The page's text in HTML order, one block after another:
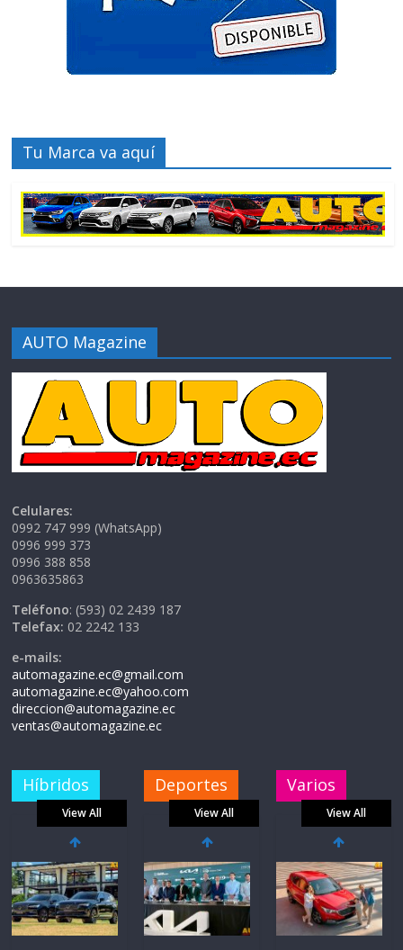
Tu Marca va aquí
AUTO Magazine
Celulares:
0992 747 999 (WhatsApp)
0996 999 373
0996 388 858
0963635863
Teléfono: (593) 02 2439 187
Telefax: 02 2242 133
e-mails:
automagazine.ec@gmail.com
automagazine.ec@yahoo.com
direccion@automagazine.ec
ventas@automagazine.ec
Híbridos
View All
Deportes
View All
Varios
View All